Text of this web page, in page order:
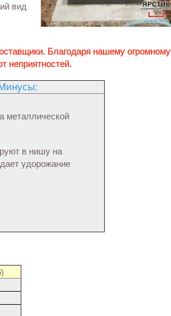
вид
Благодаря нашему огромному
неприятностей.
металлической
в нишу на
удорожание